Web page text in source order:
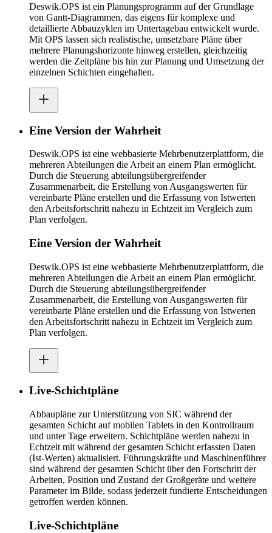
Deswik.OPS ist ein Planungsprogramm auf der Grundlage
von Gantt-Diagrammen, das eigens für komplexe und
detaillierte Abbauzyklen im Untertagebau entwickelt wurde.
Mit OPS lassen sich realistische, umsetzbare Pläne über
mehrere Planungshorizonte hinweg erstellen, gleichzeitig
werden die Zeitpläne bis hin zur Planung und Umsetzung der
einzelnen Schichten eingehalten.
Eine Version der Wahrheit
Deswik.OPS ist eine webbasierte Mehrbenutzerplattform, die
mehreren Abteilungen die Arbeit an einem Plan ermöglicht.
Durch die Steuerung abteilungsübergreifender
Zusammenarbeit, die Erstellung von Ausgangswerten für
vereinbarte Pläne erstellen und die Erfassung von Istwerten
den Arbeitsfortschritt nahezu in Echtzeit im Vergleich zum
Plan verfolgen.
Eine Version der Wahrheit
Deswik.OPS ist eine webbasierte Mehrbenutzerplattform, die
mehreren Abteilungen die Arbeit an einem Plan ermöglicht.
Durch die Steuerung abteilungsübergreifender
Zusammenarbeit, die Erstellung von Ausgangswerten für
vereinbarte Pläne erstellen und die Erfassung von Istwerten
den Arbeitsfortschritt nahezu in Echtzeit im Vergleich zum
Plan verfolgen.
Live-Schichtpläne
Abbaupläne zur Unterstützung von SIC während der
gesamten Schicht auf mobilen Tablets in den Kontrollraum
und unter Tage erweitern. Schichtpläne werden nahezu in
Echtzeit mit während der gesamten Schicht erfassten Daten
(Ist-Werten) aktualisiert. Führungskräfte und Maschinenführer
sind während der gesamten Schicht über den Fortschritt der
Arbeiten, Position und Zustand der Großgeräte und weitere
Parameter im Bilde, sodass jederzeit fundierte Entscheidungen
getroffen werden können.
Live-Schichtpläne